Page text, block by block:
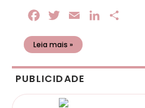
FacebookTwitterEmail LinkedIn
Leia mais »
PUBLICIDADE